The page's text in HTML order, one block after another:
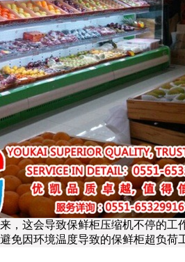
，这会导致保鲜柜压缩机不停的
免因环境温度导致的保鲜柜超负荷